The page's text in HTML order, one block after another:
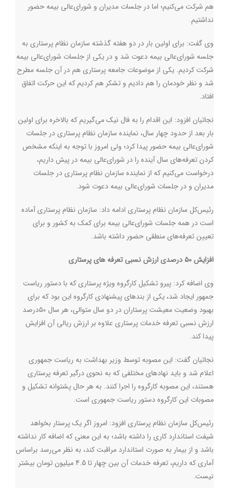
هم شرکت می‌کنیم؛ اما در جلسات مدیران و شورای‌عالی بیمه حضور
نداشتیم.
وی گفت: برای اولین بار در دو هفته گذشته سازمان نظام پرستاری به
جلسه شورای‌عالی بیمه دعوت شد و در یکی از جلسات شورای‌عالی بیمه
شرکت کردیم. یکی از موضوعات جامعه پرستاری هم در آن جلسه مطرح
شد و نظر خودمان را هم دادیم و تشکر هم کردیم که این حرکت اتفاق
افتاد.
نجاتیان افزود: این اقدام را به فال نیک می‌گیریم که بالاخره برای اولین
بار بعد از حدود چهار سال، نماینده سازمان نظام پرستاری در جلسات
شورای‌عالی بیمه حضور پیدا کرد؛ ولی امروز با توجه به اینکه مشخص
کردن تعرفه‌های سال آینده را در شورای‌عالی بیمه در پیش داریم،
درخواست می‌کنیم که از نماینده سازمان نظام پرستاری در جلسات
مدیران و در جلسات شورای‌عالی بیمه دعوت شود.
رئیس‌کل سازمان نظام پرستاری ادامه داد: سازمان نظام پرستاری آماده
است در همه جلسات شورای‌عالی بیمه برای کمک به کشور و برای
تعیین تعرفه‌های منطقی حضور داشته باشد.
افزایش ۵۰ درصدی ارزش نسبی تعرفه های پرستاری
وی اضافه کرد:‌ پیرو تشکیل کارگروه ویژه پرستاری که با دستور ریاست
جمهور ایجاد شد، یکی از بندهای پیشنهادی کارگروه این بود که برای
بهبود وضعیت معیشت پرستاران در دو سال متوالی، هر سال ۵۰درصد
ارزش نسبی تعرفه خدمات پرستاری علاوه بر ارزش ریالی آن افزایش
پیدا کند.
نجاتیان گفت: این مصوبه توسط وزیر بهداشت به ریاست جمهوری
اعلام شد و باید نهادهای مختلفی که به نحوی درگیر تعرفه پرستاری
هستند، این مصوبه کارگروه را اجرا کنند. به هر حال پشتوانه تشکیل و
مصوبات این کارگروه دستور ریاست جمهوری است.
رئیس‌کل سازمان نظام پرستاری افزود: امروز اگر یک پرستار بخواهد
شیفت استاندارد کاری را داشته باشد؛ به این معنی که اضافه کار نداشته
باشد و از بیمار به صورت استاندارد مراقبت کند، به نظر می‌رسد براساس
آماری که داریم، تعرفه خدمات آن بین چهار تا 4.5 میلیون تومان بیشتر
نیست.